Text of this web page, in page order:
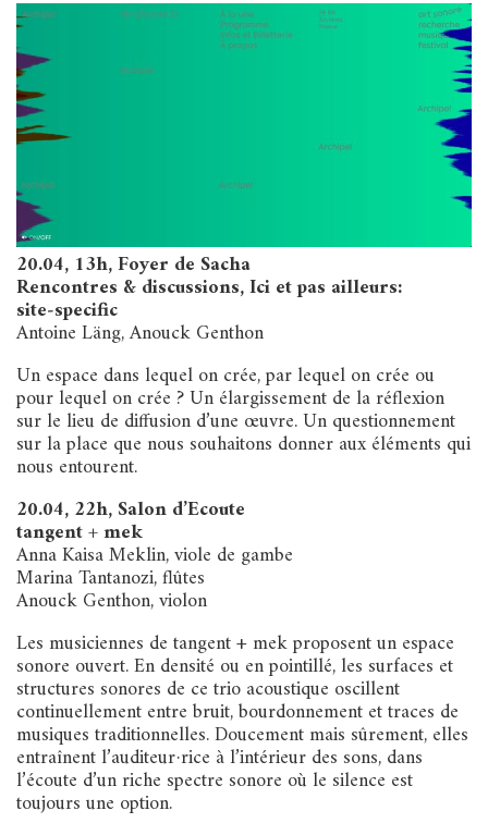
20.04, 13h, Foyer de Sacha
Rencontres & discussions, Ici et pas ailleurs:
site‑specific
Antoine Läng, Anouck Genthon
Un espace dans lequel on crée, par lequel on crée ou
pour lequel on crée ? Un élargissement de la réflexion
sur le lieu de diffusion d’une œuvre. Un questionnement
sur la place que nous souhaitons donner aux éléments qui
nous entourent.
20.04, 22h, Salon d’Ecoute
tangent + mek
Anna Kaisa Meklin, viole de gambe
Marina Tantanozi, flûtes
Anouck Genthon, violon
Les musiciennes de tangent + mek proposent un espace
sonore ouvert. En densité ou en pointillé, les surfaces et
structures sonores de ce trio acoustique oscillent
continuellement entre bruit, bourdonnement et traces de
musiques traditionnelles. Doucement mais sûrement, elles
entraînent l’auditeur·rice à l’intérieur des sons, dans
l’écoute d’un riche spectre sonore où le silence est
toujours une option.